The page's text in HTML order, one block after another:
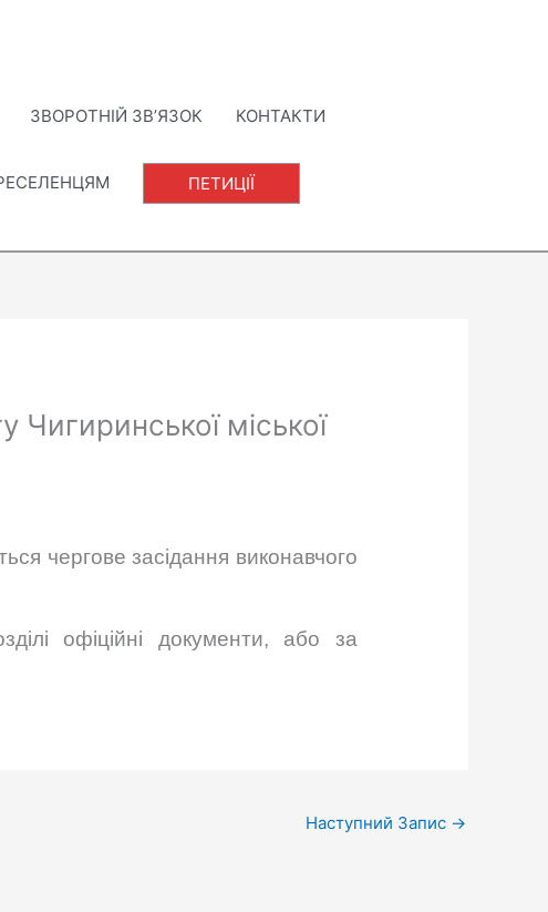
ЗВОРОТНІЙ ЗВ’ЯЗОК КОНТАКТИ
ПЕТИЦІЇ
Чигиринської міської
чергове засідання виконавчого
офіційні документи, або за
Наступний Запис →